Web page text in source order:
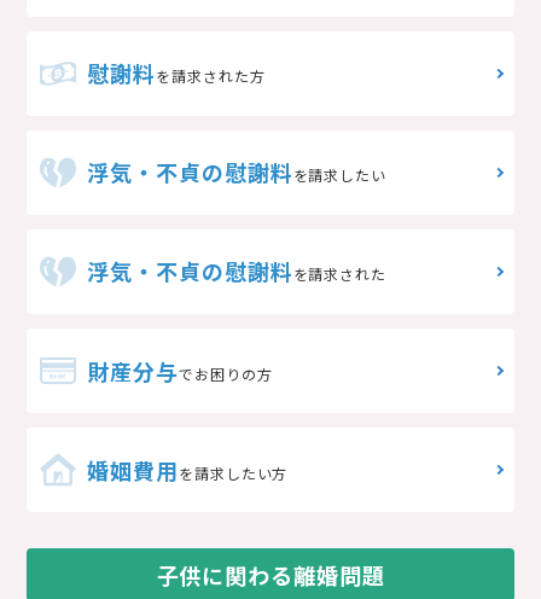
慰謝料を請求された方
浮気・不貞の慰謝料を請求したい
浮気・不貞の慰謝料を請求された
財産分与でお困りの方
婚姻費用を請求したい方
子供に関わる離婚問題